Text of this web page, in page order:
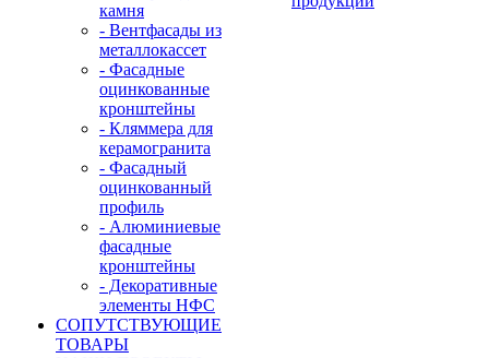
камня
- Вентфасады из
металлокассет
- Фасадные
оцинкованные
кронштейны
- Кляммера для
керамогранита
- Фасадный
оцинкованный
профиль
- Алюминиевые
фасадные
кронштейны
- Декоративные
элементы НФС
СОПУТСТВУЮЩИЕ
ТОВАРЫ